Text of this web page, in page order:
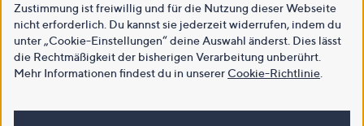
Zustimmung ist freiwillig und für die Nutzung dieser Webseite
nicht erforderlich. Du kannst sie jederzeit widerrufen, indem du
unter „Cookie-Einstellungen“ deine Auswahl änderst. Dies lässt
die Rechtmäßigkeit der bisherigen Verarbeitung unberührt.
Mehr Informationen findest du in unsererCookie-Richtlinie